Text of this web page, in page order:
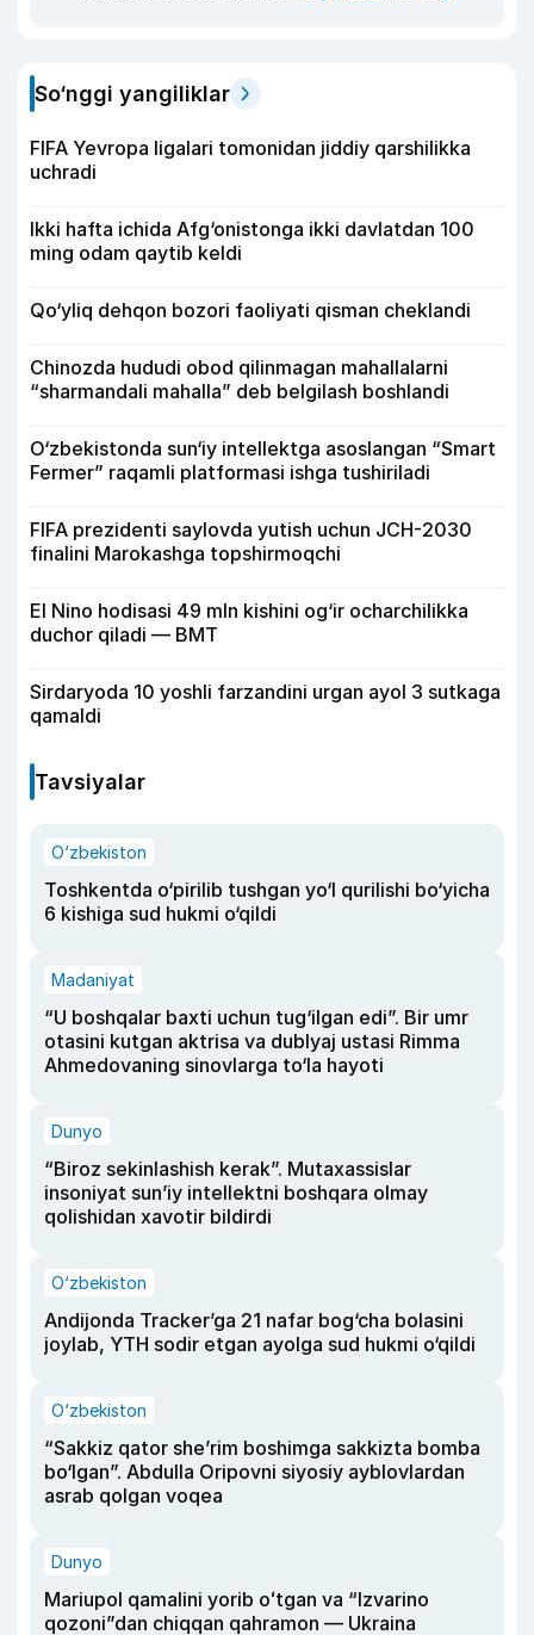
So‘nggi yangiliklar
FIFA Yevropa ligalari tomonidan jiddiy qarshilikka
uchradi
Ikki hafta ichida Afg‘onistonga ikki davlatdan 100
ming odam qaytib keldi
Qo‘yliq dehqon bozori faoliyati qisman cheklandi
Chinozda hududi obod qilinmagan mahallalarni
“sharmandali mahalla” deb belgilash boshlandi
O‘zbekistonda sun‘iy intellektga asoslangan “Smart
Fermer” raqamli platformasi ishga tushiriladi
FIFA prezidenti saylovda yutish uchun JCH-2030
finalini Marokashga topshirmoqchi
El Nino hodisasi 49 mln kishini og‘ir ocharchilikka
duchor qiladi — BMT
Sirdaryoda 10 yoshli farzandini urgan ayol 3 sutkaga
qamaldi
Tavsiyalar
O‘zbekiston
Toshkentda o‘pirilib tushgan yo‘l qurilishi bo‘yicha
6 kishiga sud hukmi o‘qildi
Madaniyat
“U boshqalar baxti uchun tug‘ilgan edi”. Bir umr
otasini kutgan aktrisa va dublyaj ustasi Rimma
Ahmedovaning sinovlarga to‘la hayoti
Dunyo
“Biroz sekinlashish kerak”. Mutaxassislar
insoniyat sun’iy intellektni boshqara olmay
qolishidan xavotir bildirdi
O‘zbekiston
Andijonda Tracker’ga 21 nafar bog‘cha bolasini
joylab, YTH sodir etgan ayolga sud hukmi o‘qildi
O‘zbekiston
“Sakkiz qator she’rim boshimga sakkizta bomba
bo‘lgan”. Abdulla Oripovni siyosiy ayblovlardan
asrab qolgan voqea
Dunyo
Mariupol qamalini yorib oʻtgan va “Izvarino
qozoni”dan chiqqan qahramon — Ukraina